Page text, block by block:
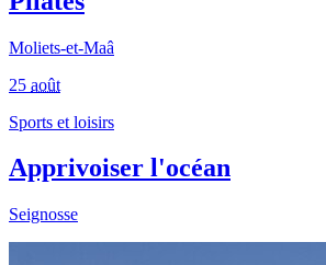
Moliets-et-Maâ
25 août
Sports et loisirs
Apprivoiser l'océan
Seignosse